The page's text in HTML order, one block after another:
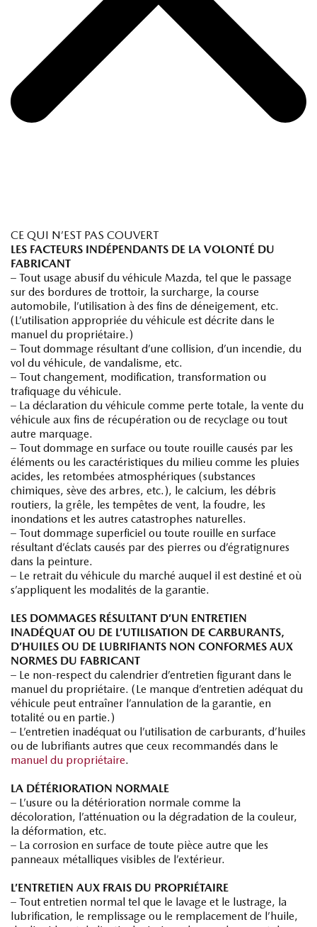
CE QUI N’EST PAS COUVERT
LES FACTEURS INDÉPENDANTS DE LA VOLONTÉ DU
FABRICANT
– Tout usage abusif du véhicule Mazda, tel que le passage
sur des bordures de trottoir, la surcharge, la course
automobile, l’utilisation à des fins de déneigement, etc.
(L’utilisation appropriée du véhicule est décrite dans le
manuel du propriétaire.)
– Tout dommage résultant d’une collision, d’un incendie, du
vol du véhicule, de vandalisme, etc.
– Tout changement, modification, transformation ou
trafiquage du véhicule.
– La déclaration du véhicule comme perte totale, la vente du
véhicule aux fins de récupération ou de recyclage ou tout
autre marquage.
– Tout dommage en surface ou toute rouille causés par les
éléments ou les caractéristiques du milieu comme les pluies
acides, les retombées atmosphériques (substances
chimiques, sève des arbres, etc.), le calcium, les débris
routiers, la grêle, les tempêtes de vent, la foudre, les
inondations et les autres catastrophes naturelles.
– Tout dommage superficiel ou toute rouille en surface
résultant d’éclats causés par des pierres ou d’égratignures
dans la peinture.
– Le retrait du véhicule du marché auquel il est destiné et où
s’appliquent les modalités de la garantie.
LES DOMMAGES RÉSULTANT D’UN ENTRETIEN
INADÉQUAT OU DE L’UTILISATION DE CARBURANTS,
D’HUILES OU DE LUBRIFIANTS NON CONFORMES AUX
NORMES DU FABRICANT
– Le non-respect du calendrier d’entretien figurant dans le
manuel du propriétaire. (Le manque d’entretien adéquat du
véhicule peut entraîner l’annulation de la garantie, en
totalité ou en partie.)
– L’entretien inadéquat ou l’utilisation de carburants, d’huiles
ou de lubrifiants autres que ceux recommandés dans le
manuel du propriétaire.
LA DÉTÉRIORATION NORMALE
– L’usure ou la détérioration normale comme la
décoloration, l’atténuation ou la dégradation de la couleur,
la déformation, etc.
– La corrosion en surface de toute pièce autre que les
panneaux métalliques visibles de l’extérieur.
L’ENTRETIEN AUX FRAIS DU PROPRIÉTAIRE
– Tout entretien normal tel que le lavage et le lustrage, la
lubrification, le remplissage ou le remplacement de l’huile,